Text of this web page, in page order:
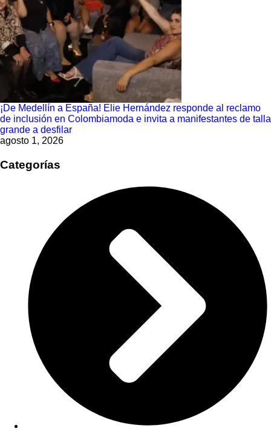
¡De Medellín a España! Elie Hernández responde al reclamo
de inclusión en Colombiamoda e invita a manifestantes de talla
grande a desfilar
agosto 1, 2026
Categorías